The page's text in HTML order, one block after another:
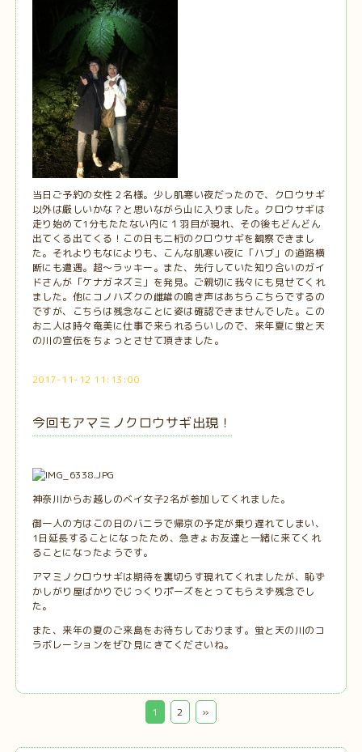
当日ご予約の女性２名様。少し肌寒い夜だったので、クロウサギ
以外は厳しいかな？と思いながら山に入りました。クロウサギは
走り始めて1分もたたない内に１羽目が現れ、その後もどんどん
出てくる出てくる！この日も二桁のクロウサギを観察できまし
た。それよりもなによりも、こんな肌寒い夜に「ハブ」の道路横
断にも遭遇。超～ラッキー。また、先行していた知り合いのガイ
ドさんが「ケナガネズミ」を発見。ご親切に我々にも見せてくれ
ました。他にコノハズクの雌雄の鳴き声はあちらこちらでするの
ですが、こちらは残念なことに姿は確認できませんでした。この
お二人は時々奄美に仕事で来られるらいしので、来年夏に蛍と天
の川の宣伝をちょっとさせて頂きました。
2017-11-12 11:13:00
今回もアマミノクロウサギ出現！
神奈川からお越しのベイ女子2名が参加してくれました。
御一人の方はこの日のバニラで帰京の予定が乗り遅れてしまい、
1日延長することになったため、急きょお友達と一緒に来てくれ
ることになったようです。
アマミノクロウサギは期待を裏切らす現れてくれましたが、恥ず
かしがり屋ばかりでじっくりポーズをとってもらえず残念でし
た。
また、来年の夏のご来島をお待ちしております。蛍と天の川のコ
ラボレーションをぜひ見にきてくださいね。
1 2 »